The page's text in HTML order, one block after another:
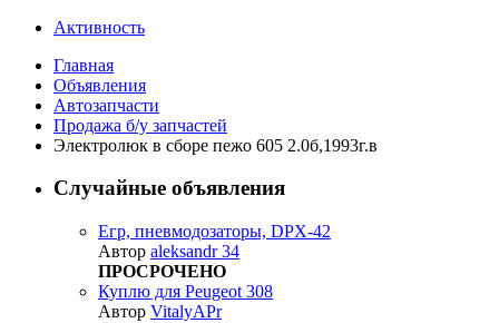
Активность
Главная
Объявления
Автозапчасти
Продажа б/у запчастей
Электролюк в сборе пежо 605 2.0б,1993г.в
Случайные объявления
Егр, пневмодозаторы, DPX-42
Автор aleksandr 34
ПРОСРОЧЕНО
Куплю для Peugeot 308
Автор VitalyAPr